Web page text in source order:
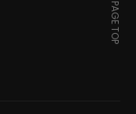
PAGE TOP